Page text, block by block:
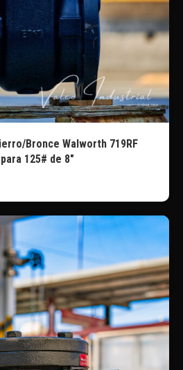
Bronce Walworth 719RF
125# de 8″